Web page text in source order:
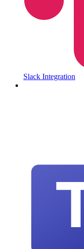
Slack Integration